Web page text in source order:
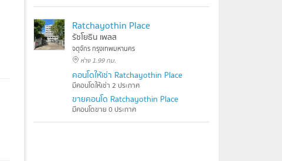
Ratchayothin Place
รัชโยธิน เพลส
จตุจักร กรุงเทพมหานคร
ห่าง 1.99 กม.
คอนโดให้เช่า Ratchayothin Place
มีคอนโดให้เช่า 2 ประกาศ
ขายคอนโด Ratchayothin Place
มีคอนโดขาย 0 ประกาศ